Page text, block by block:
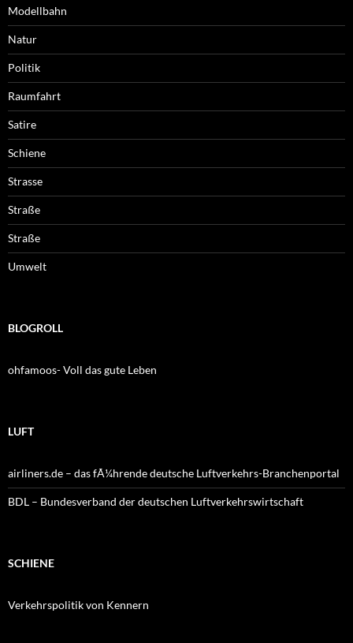
Modellbahn
Natur
Politik
Raumfahrt
Satire
Schiene
Strasse
Straße
Straße
Umwelt
BLOGROLL
ohfamoos- Voll das gute Leben
LUFT
airliners.de – das fÃ¼hrende deutsche Luftverkehrs-Branchenportal
BDL – Bundesverband der deutschen Luftverkehrswirtschaft
SCHIENE
Verkehrspolitik von Kennern